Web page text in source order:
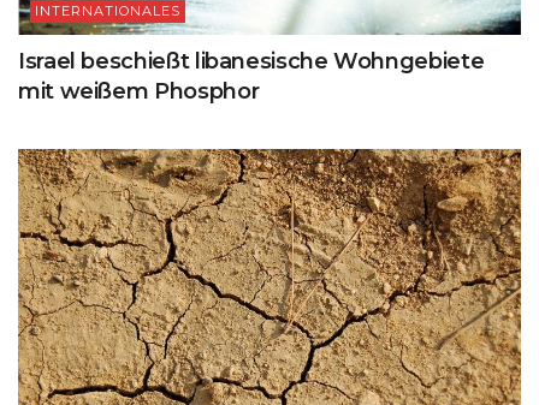
INTERNATIONALES
Israel beschießt libanesische Wohngebiete
mit weißem Phosphor